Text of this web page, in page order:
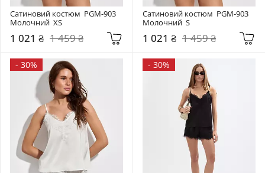
Сатиновий костюм  PGM-903
Молочний  XS
1 021 ₴ 1 459 ₴
Сатиновий костюм  PGM-903
Молочний  S
1 021 ₴ 1 459 ₴
- 30% - 30%